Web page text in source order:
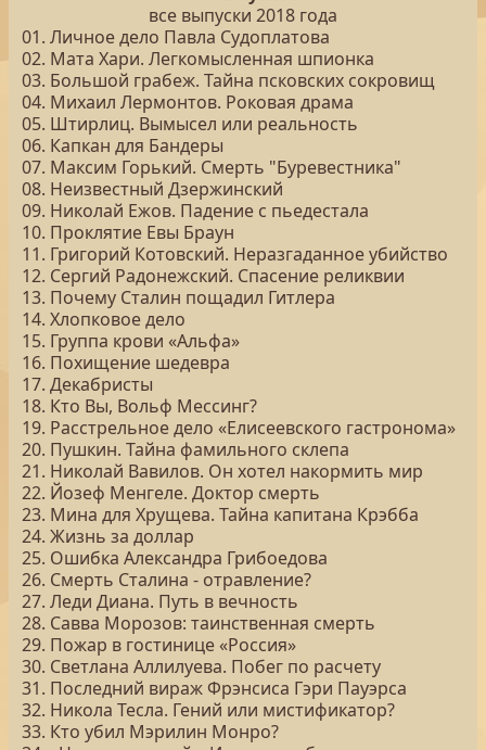
все выпуски 2018 года
01. Личное дело Павла Судоплатова
02. Мата Хари. Легкомысленная шпионка
03. Большой грабеж. Тайна псковских сокровищ
04. Михаил Лермонтов. Роковая драма
05. Штирлиц. Вымысел или реальность
06. Капкан для Бандеры
07. Максим Горький. Смерть "Буревестника"
08. Неизвестный Дзержинский
09. Николай Ежов. Падение с пьедестала
10. Проклятие Евы Браун
11. Григорий Котовский. Неразгаданное убийство
12. Сергий Радонежский. Спасение реликвии
13. Почему Сталин пощадил Гитлера
14. Хлопковое дело
15. Группа крови «Альфа»
16. Похищение шедевра
17. Декабристы
18. Кто Вы, Вольф Мессинг?
19. Расстрельное дело «Елисеевского гастронома»
20. Пушкин. Тайна фамильного склепа
21. Николай Вавилов. Он хотел накормить мир
22. Йозеф Менгеле. Доктор смерть
23. Мина для Хрущева. Тайна капитана Крэбба
24. Жизнь за доллар
25. Ошибка Александра Грибоедова
26. Смерть Сталина - отравление?
27. Леди Диана. Путь в вечность
28. Савва Морозов: таинственная смерть
29. Пожар в гостинице «Россия»
30. Светлана Аллилуева. Побег по расчету
31. Последний вираж Фрэнсиса Гэри Пауэрса
32. Никола Тесла. Гений или мистификатор?
33. Кто убил Мэрилин Монро?